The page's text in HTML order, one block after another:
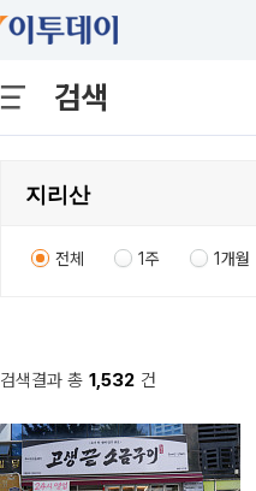
검색
전체 1주 1개월
검색결과 총 1,532 건